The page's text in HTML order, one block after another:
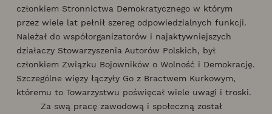
członkiem Stronnictwa Demokratycznego w którym
przez wiele lat pełnił szereg odpowiedzialnych funkcji.
Należał do współorganizatorów i najaktywniejszych
działaczy Stowarzyszenia Autorów Polskich, był
członkiem Związku Bojowników o Wolność i Demokrację.
Szczególne więzy łączyły Go z Bractwem Kurkowym,
któremu to Towarzystwu poświęcał wiele uwagi i troski.
Za swą pracę zawodową i społeczną został